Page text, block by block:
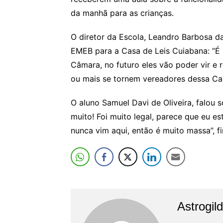
da manhã para as crianças.
O diretor da Escola, Leandro Barbosa
EMEB para a Casa de Leis Cuiabana:
Câmara, no futuro eles vão poder vir e
ou mais se tornem vereadores dessa
O aluno Samuel Davi de Oliveira, falou
muito! Foi muito legal, parece que eu
nunca vim aqui, então é muito massa”,